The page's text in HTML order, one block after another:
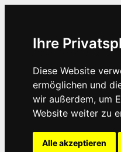
Ihre
Diese Website
ermöglichen und
wir außerdem, um
Website weiter zu
Alle akzeptieren